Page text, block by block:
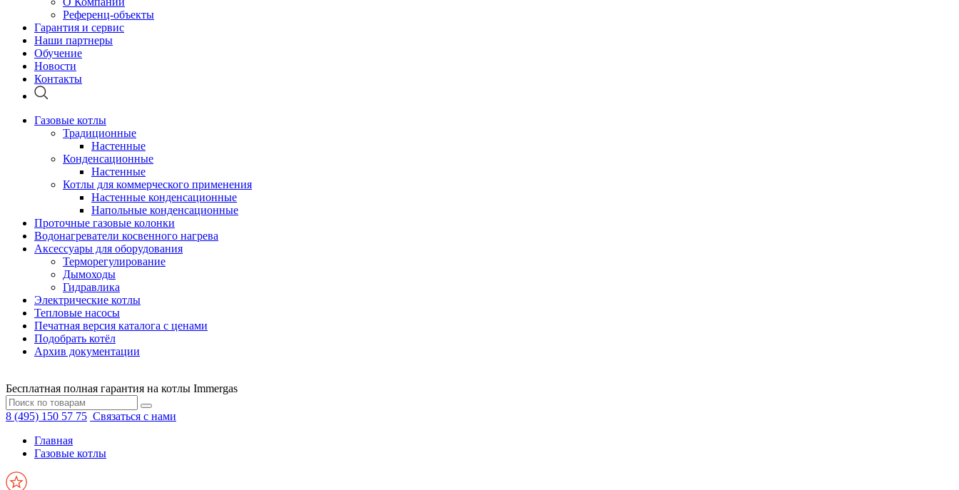
Референц-объекты
Гарантия и сервис
Наши партнеры
Обучение
Новости
Контакты
Газовые котлы
Традиционные
Настенные
Конденсационные
Настенные
Котлы для коммерческого применения
Настенные конденсационные
Напольные конденсационные
Проточные газовые колонки
Водонагреватели косвенного нагрева
Аксессуары для оборудования
Терморегулирование
Дымоходы
Гидравлика
Электрические котлы
Тепловые насосы
Печатная версия каталога с ценами
Подобрать котёл
Архив документации
Бесплатная полная гарантия на котлы Immergas
8 (495) 150 57 75 Связаться с нами
Главная
Газовые котлы